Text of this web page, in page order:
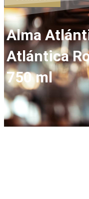
Alma
Atlántica
750 ml